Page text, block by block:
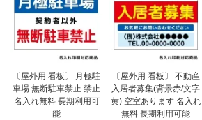
〔屋外用 看板〕 月極駐
車場 無断駐車禁止 禁止
名入れ無料 長期利用可
能
〔屋外用 看板〕 不動産
入居者募集(背景赤/文字
黄) 空室あります 名入れ
無料 長期利用可能